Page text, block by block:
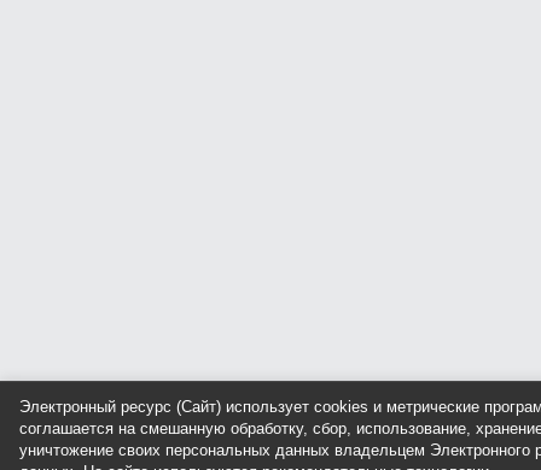
Электронный ресурс (Сайт) использует cookies и метрические
соглашается на смешанную обработку, сбор, использование,
уничтожение своих персональных данных владельцем Электронного